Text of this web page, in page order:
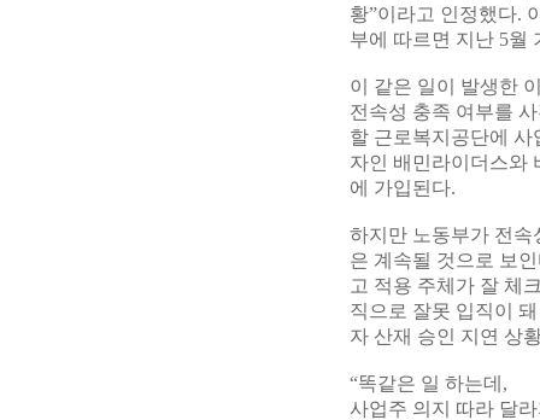
황”이라고 인정했다.
부에 따르면 지난 5월
이 같은 일이 발생한
전속성 충족 여부를
할 근로복지공단에
자인 배민라이더스와
에 가입된다.
하지만 노동부가 전속
은 계속될 것으로 보
고 적용 주체가 잘 체
직으로 잘못 입직이
자 산재 승인 지연 상
“똑같은 일 하는데,
사업주 의지 따라 달